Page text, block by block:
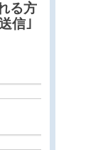
る方
信｣